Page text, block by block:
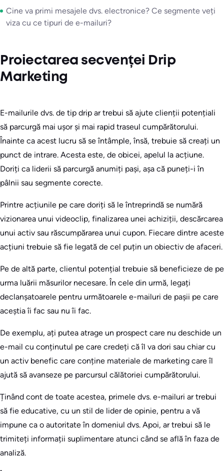
Cine va primi mesajele dvs. electronice? Ce segmente veți
viza cu ce tipuri de e-mailuri?
Proiectarea secvenței Drip
Marketing
E-mailurile dvs. de tip drip ar trebui să ajute clienții potențiali
să parcurgă mai ușor și mai rapid traseul cumpărătorului.
Înainte ca acest lucru să se întâmple, însă, trebuie să creați un
punct de intrare. Acesta este, de obicei, apelul la acțiune.
Doriți ca liderii să parcurgă anumiți pași, așa că puneți-i în
pâlnii sau segmente corecte.
Printre acțiunile pe care doriți să le întreprindă se numără
vizionarea unui videoclip, finalizarea unei achiziții, descărcarea
unui activ sau răscumpărarea unui cupon. Fiecare dintre aceste
acțiuni trebuie să fie legată de cel puțin un obiectiv de afaceri.
Pe de altă parte, clientul potențial trebuie să beneficieze de pe
urma luării măsurilor necesare. În cele din urmă, legați
declanșatoarele pentru următoarele e-mailuri de pașii pe care
aceștia îi fac sau nu îi fac.
De exemplu, ați putea atrage un prospect care nu deschide un
e-mail cu conținutul pe care credeți că îl va dori sau chiar cu
un activ benefic care conține materiale de marketing care îl
ajută să avanseze pe parcursul călătoriei cumpărătorului.
Ținând cont de toate acestea, primele dvs. e-mailuri ar trebui
să fie educative, cu un stil de lider de opinie, pentru a vă
impune ca o autoritate în domeniul dvs. Apoi, ar trebui să le
trimiteți informații suplimentare atunci când se află în faza de
analiză.